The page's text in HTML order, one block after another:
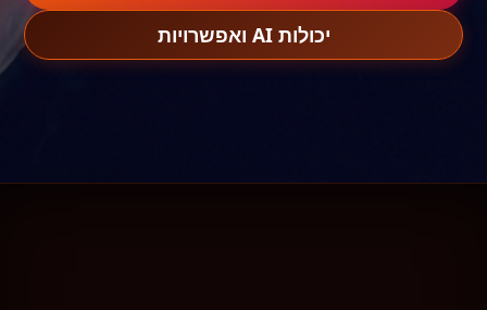
יכולות AI ואפשרויות